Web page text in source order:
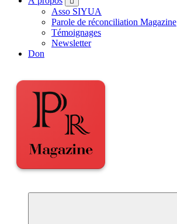
Asso SIYUA
Parole de réconciliation Magazine
Témoignages
Newsletter
Don